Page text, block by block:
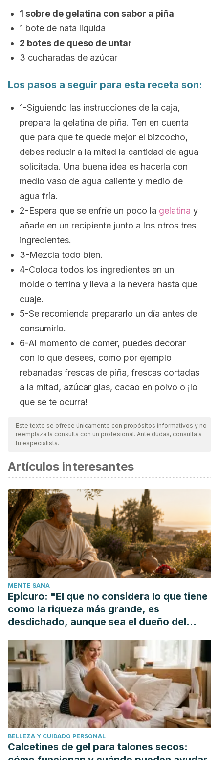
1 sobre de gelatina con sabor a piña
1 bote de nata líquida
2 botes de queso de untar
3 cucharadas de azúcar
Los pasos a seguir para esta receta son:
1-Siguiendo las instrucciones de la caja,
prepara la gelatina de piña. Ten en cuenta
que para que te quede mejor el bizcocho,
debes reducir a la mitad la cantidad de agua
solicitada. Una buena idea es hacerla con
medio vaso de agua caliente y medio de
agua fría.
2-Espera que se enfríe un poco la gelatina y
añade en un recipiente junto a los otros tres
ingredientes.
3-Mezcla todo bien.
4-Coloca todos los ingredientes en un
molde o terrina y lleva a la nevera hasta que
cuaje.
5-Se recomienda prepararlo un día antes de
consumirlo.
6-Al momento de comer, puedes decorar
con lo que desees, como por ejemplo
rebanadas frescas de piña, frescas cortadas
a la mitad, azúcar glas, cacao en polvo o ¡lo
que se te ocurra!
Este texto se ofrece únicamente con propósitos informativos y no
reemplaza la consulta con un profesional. Ante dudas, consulta a
tu especialista.
Artículos interesantes
MENTE SANA
Epicuro: "El que no considera lo que tiene
como la riqueza más grande, es
desdichado, aunque sea el dueño del
BELLEZA Y CUIDADO PERSONAL
Calcetines de gel para talones secos: